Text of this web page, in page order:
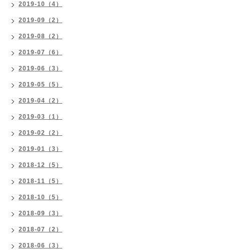
2019-10（4）
2019-09（2）
2019-08（2）
2019-07（6）
2019-06（3）
2019-05（5）
2019-04（2）
2019-03（1）
2019-02（2）
2019-01（3）
2018-12（5）
2018-11（5）
2018-10（5）
2018-09（3）
2018-07（2）
2018-06（3）